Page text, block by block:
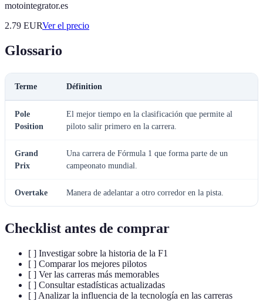
motointegrator.es
2.79 EURVer el precio
Glossario
Terme Définition
Pole
Position
El mejor tiempo en la clasificación que permite al
piloto salir primero en la carrera.
Grand
Prix
Una carrera de Fórmula 1 que forma parte de un
campeonato mundial.
Overtake Manera de adelantar a otro corredor en la pista.
Checklist antes de comprar
[ ] Investigar sobre la historia de la F1
[ ] Comparar los mejores pilotos
[ ] Ver las carreras más memorables
[ ] Consultar estadísticas actualizadas
[ ] Analizar la influencia de la tecnología en las carreras